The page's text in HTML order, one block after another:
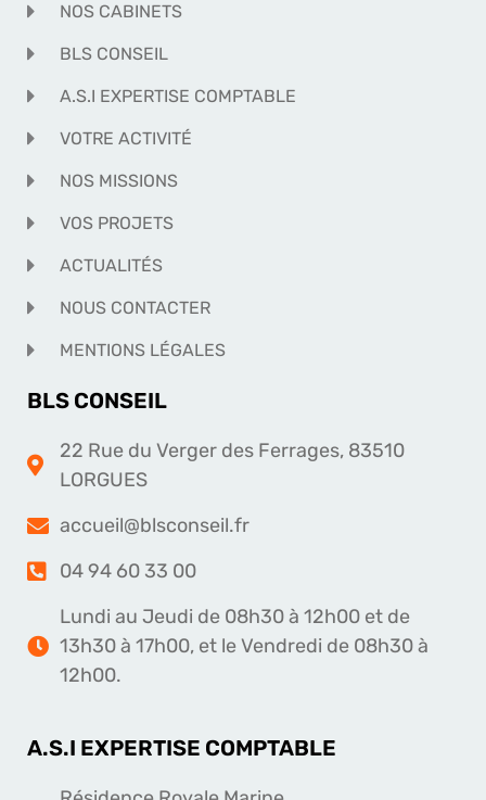
NOS CABINETS
BLS CONSEIL
A.S.I EXPERTISE COMPTABLE
VOTRE ACTIVITÉ
NOS MISSIONS
VOS PROJETS
ACTUALITÉS
NOUS CONTACTER
MENTIONS LÉGALES
BLS CONSEIL
22 Rue du Verger des Ferrages, 83510
LORGUES
accueil@blsconseil.fr
04 94 60 33 00
Lundi au Jeudi de 08h30 à 12h00 et de
13h30 à 17h00, et le Vendredi de 08h30 à
12h00.
A.S.I EXPERTISE COMPTABLE